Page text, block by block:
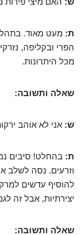
ת: מעט מאוד.
הפרי ובקליפה,
מכל היתרונות.
שאלה ותשובה:
ש: אני לא אוהב
ת: בהחלט! סיבים
וזרעים. נסה לשלב
להוסיף עדשים
יצירתיות, אבל זה
שאלה ותשובה: